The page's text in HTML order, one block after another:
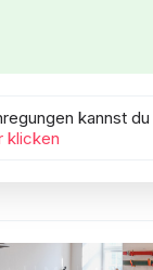
kannst
klicken